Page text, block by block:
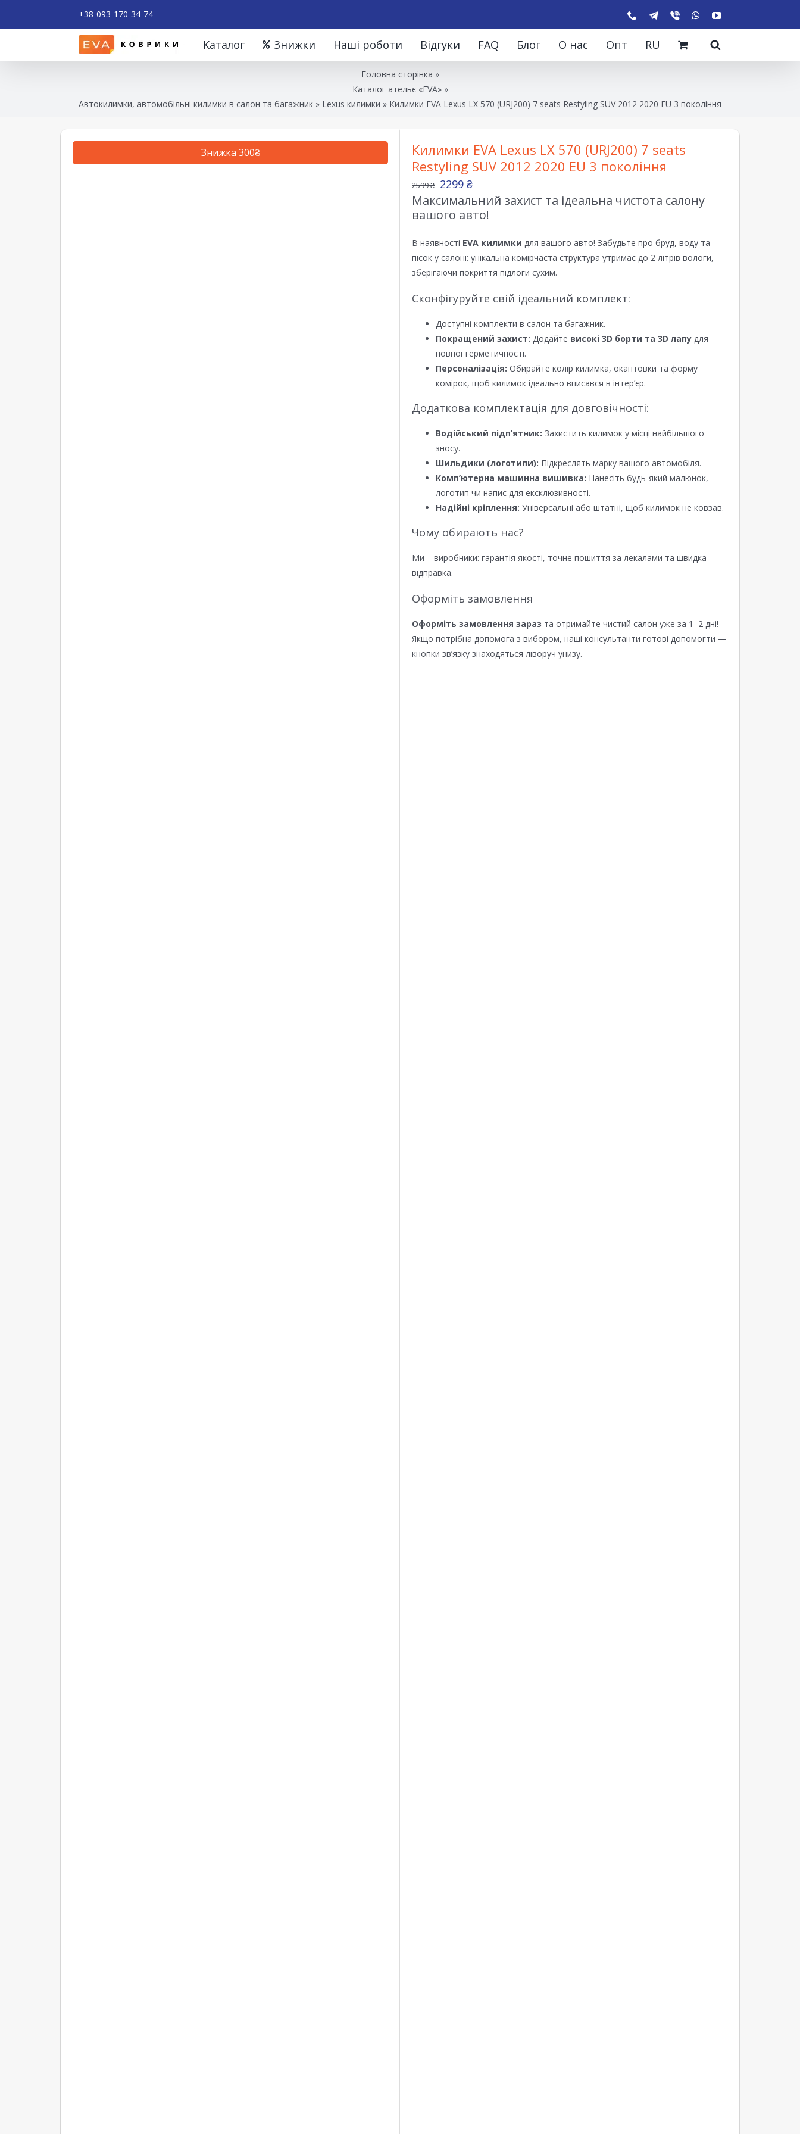
+38-093-170-34-74
Каталог Знижки Наші роботи Відгуки FAQ Блог О нас Опт RU
Головна сторінка »
Каталог ательє «EVA»»
Автокилимки, автомобільні килимки в салон та багажник » Lexus килимки » Килимки EVA Lexus LX 570 (URJ200) 7 seats Restyling SUV 2012 2020 EU 3 покоління
Знижка 300₴
Килимки EVA Lexus LX 570 (URJ200) 7 seats
Restyling SUV 2012 2020 EU 3 покоління
2599₴ 2299 ₴
Максимальний захист та ідеальна чистота салону
вашого авто!
В наявності EVA килимки для вашого авто! Забудьте про бруд, воду та
пісок у салоні: унікальна комірчаста структура утримає до 2 літрів вологи,
зберігаючи покриття підлоги сухим.
Сконфігуруйте свій ідеальний комплект:
Доступні комплекти в салон та багажник.
Покращений захист: Додайте високі 3D борти та 3D лапу для
повної герметичності.
Персоналізація: Обирайте колір килимка, окантовки та форму
комірок, щоб килимок ідеально вписався в інтер’єр.
Додаткова комплектація для довговічності:
Водійський підп’ятник: Захистить килимок у місці найбільшого
зносу.
Шильдики (логотипи): Підкреслять марку вашого автомобіля.
Комп’ютерна машинна вишивка: Нанесіть будь-який малюнок,
логотип чи напис для ексклюзивності.
Надійні кріплення: Універсальні або штатні, щоб килимок не ковзав.
Чому обирають нас?
Ми – виробники: гарантія якості, точне пошиття за лекалами та швидка
відправка.
Оформіть замовлення
Оформіть замовлення зараз та отримайте чистий салон уже за 1–2 дні!
Якщо потрібна допомога з вибором, наші консультанти готові допомогти —
кнопки зв’язку знаходяться ліворуч унизу.